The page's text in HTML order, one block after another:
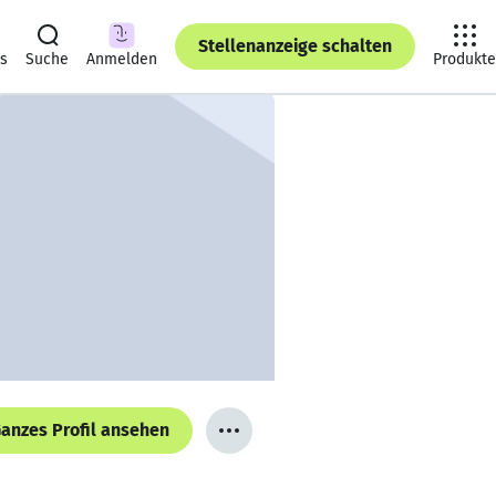
Suche Anmelden
Stellenanzeige schalten
Produkte
Profil ansehen